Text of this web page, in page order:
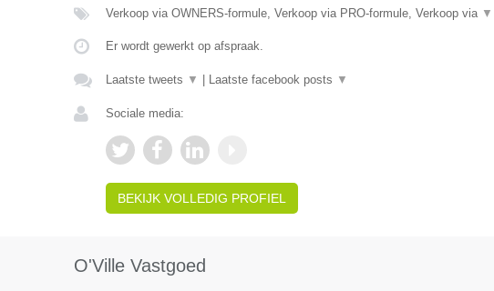
Verkoop via OWNERS-formule, Verkoop via PRO-formule, Verkoop via ▼
Er wordt gewerkt op afspraak.
Laatste tweets ▼ Laatste facebook posts ▼
Sociale media:
BEKIJK VOLLEDIG PROFIEL
O'Ville Vastgoed